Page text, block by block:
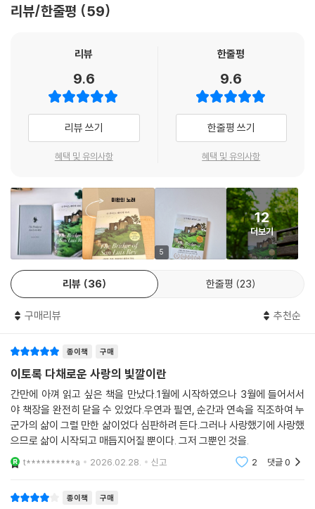
그러나 우리는 곧 죽을 것이고, 그 다섯 명에 대한 모든 기억도 지상에서 완
그 정도 사랑이면 충분하다. 모든 사랑의 충동은 그것을 만들어 낸 사랑으
로 돌아간다. 사랑을 위해서는 기억조차 필요하지 않다. 산 자들의 땅과 죽
은 자들의 땅이 있고, 그 둘을 잇는 다리가 바로 사랑이다. 오직 사랑만이
남는다. 오직 사랑만이 의미를 지닌다.
--- p.209 「어쩌면 신의 의도」 중에서
먼저 간 다섯 명에게 주었어야 할 사랑을 뒤늦게 다른 이에게 준다는 생각
다’라는 문장에서 중요한 건 주어나 목적어가 아니라 ‘사랑한다’라는 동사
다. 주어와 목적어는 몹시 중요하다고 반박하고 싶어질 때 그다음 문장이
우리를 품는다. “모든 사랑의 충동은 그것을 만들어 낸 사랑으로 돌아간
다.”
--- pp.217-218 「해제: 샘 속에 숨겨진 샘」 중에서
어찌 보면 한 치 앞도 모르고 바둥대며 살다가 준비 없이 죽음을 맞이하고,
잠시 기억되다가 영영 잊히는 삶이 허무하게 느껴질 수 있다. 그러나 이 소
설은 한동안 누군가를 사랑하고 누군가의 사랑을 받았다는 것, 그것으로
아니면 계획에 의해 살고 계획에 의해 죽는 것일까.
간, 우리는 삶이 얼마나 쉽게 무너질 수 있는지, 우리가 얼마나 죽음 가까이
에 서 있는지를 깨닫는다. 특히, 사고나 자연재해, 질병 등으로 사랑하는 이
를 잃었을 때, 우리는 스스로에게 묻는다. “왜 하필 이런 일이 일어난 걸
까? 이 모든 것에 과연 어떤 의미가 있을까?” 손턴 와일더의 『산 루이스 레
이의 다리』는 바로 이러한 질문에서 출발한다.
1714년 7월 20일 정오, 페루에서 가장 멋진 다리가 갑작스럽게 붕괴되며
니퍼 수사는 이들의 죽음이 단순한 우연인지, 아니면 신의 계획인지에 대
해 의문을 품는다. 그는 이 사고를 ‘신의 의도’를 과학적으로 증명할 완벽한
기회라고 믿으며, 장장 6년에 걸쳐 희생자들의 삶을 조사하고 십여 권의
방대한 기록을 남긴다. 기록물에는 다섯 명의 희생자가 생을 마감하기 전
까지 어떤 삶을 살았는지 상세히 적혀 있었는데, 수천 건의 사소한 사실과
일화, 그리고 관련된 증언들이 담겨 있었다.
딸에게 사랑을 갈구하던 외로운 노파 몬테마요르 후작 부인, 충직한 하녀
였던 소녀 페피타, 쌍둥이 형제를 잃고 슬픔에 잠긴 청년 에스테반, 유명한
하이메. 그들의 이야기를 따라가다 보면, 이들이 특별히 선하지도 악하지
자의 방식으로 사랑을 표현하고, 상실을 겪으며, 때로는 늦게나마 달라지
기를 꿈꾸던 그들의 삶을 통해 우리는 자연스레 우리 자신의 모습을 비춰
보게 된다.
감당할 수 없는 상실 앞에서
과연 우리가 기댈 수 있는 것은 무엇인가
안톤 체호프는 이렇게 말한다. “문학의 임무는 질문에 답하는 것이 아니라,
의 다리’를 건넌 후다. 노련한 소설가는 너와 나의 구분은 가상의 환영에 불
에 관해, 관계에 관해, 신에 관해, 불행에 관해 비밀을 누설하는 놀라운 책
이다. 나는 너무 좋아서 여러 번 다시 읽었고, 필사까지 했다.
- 은유 (르포 작가)
너무나 감동적이고 강렬한 힘을 지닌 소설. 옴진리교 지하철 테러 사건을
다룬 『언더그라운드』를 쓸 때, 나는 매 순간 이 소설을 떠올리며 큰 영감을
- 무라카미 하루키 (소설가)
리뷰/한줄평 59
리뷰
9.6
리뷰 쓰기
혜택 및 유의사항
한줄평
9.6
한줄평 쓰기
혜택 및 유의사항
5
12
더보기
리뷰 36 한줄평 23
구매리뷰 추천순
종이책 구매
이토록 다채로운 사랑의 빛깔이란
간만에 아껴 읽고 싶은 책을 만났다.1월에 시작하였으나 3월에 들어서서
야 책장을 완전히 닫을 수 있었다.우연과 필연, 순간과 연속을 직조하여 누
군가의 삶이 그럴 만한 삶이었다 심판하려 든다.그러나 사랑했기에 사랑했
으므로 삶이 시작되고 매듭지어질 뿐이다. 그저 그뿐인 것을.
t**********a 2026.02.28. 신고 2 댓글0
종이책 구매